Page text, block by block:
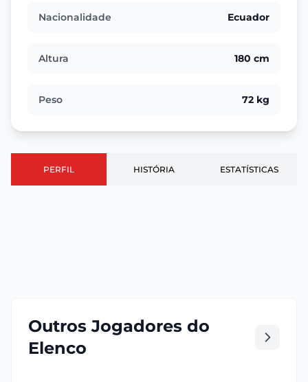
Nacionalidade Ecuador
Altura 180 cm
Peso 72 kg
PERFIL HISTÓRIA ESTATÍSTICAS
Outros Jogadores do
Elenco